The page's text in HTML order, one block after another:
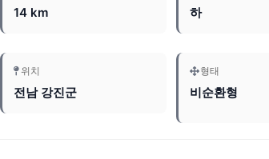
14 km 하
위치
전남 강진군
형태
비순환형